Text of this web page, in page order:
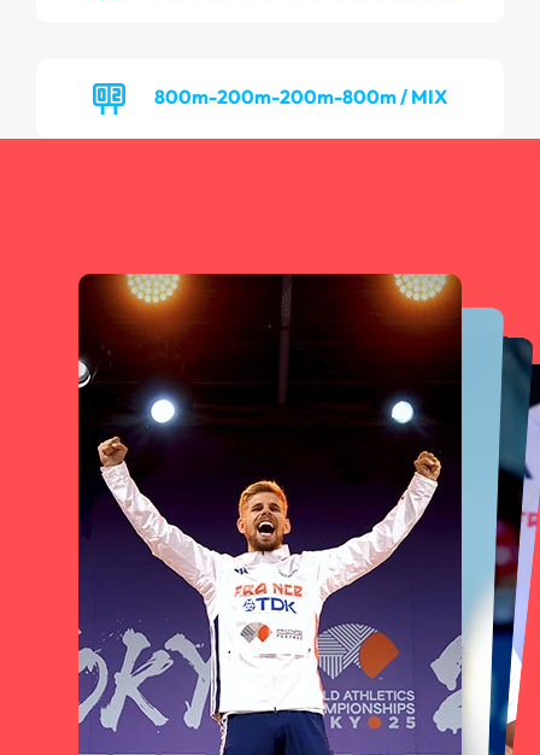
800m-200m-200m-800m / MIX